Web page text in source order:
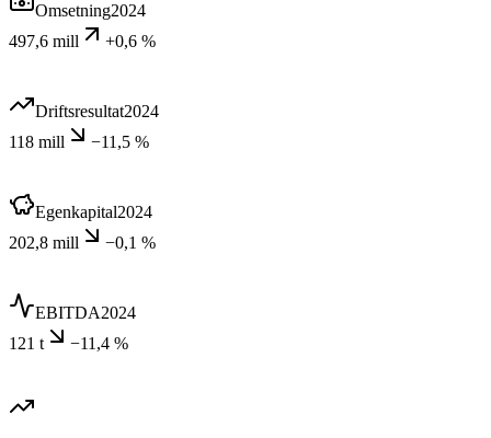
Omsetning2024
497,6 mill
+0,6 %
Driftsresultat2024
118 mill
−11,5 %
Egenkapital2024
202,8 mill
−0,1 %
EBITDA2024
121 t
−11,4 %